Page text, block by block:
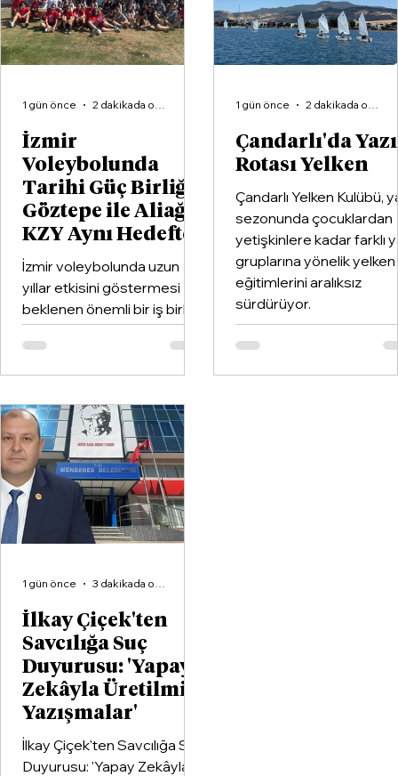
İzmir
Voleybolunda
Tarihi Güç Birliği:
Göztepe ile Aliağa
KZY Aynı Hedefte
İzmir voleybolunda uzun
yıllar etkisini göstermesi
beklenen önemli bir iş birliği
hayata geçirildi. Kentin köklü
kulüplerinden Göztepe
Spor Kulübü ile İzmir'in en
organizasyonlarından
Aliağa KZY Spor Kulübü,
voleybol branşında güçlerini
birleştiren kapsamlı bir iş
birliği protokolüne imza attı.
1 gün önce 2 dakikada okunur
Çandarlı'da
Rotası Yelken
Çandarlı Yelken Kulübü,
sezonunda çocuklardan
yetişkinlere kadar farklı
gruplarına yönelik yelken
eğitimlerini aralıksız
sürdürüyor.
1 gün önce 2 dakikada okunur
İlkay Çiçek'ten
Savcılığa Suç
Duyurusu: 'Yapay
Zekâyla Üretilmiş
Yazışmalar'
İlkay Çiçek'ten Savcılığa Suç
Duyurusu: 'Yapay Zekâyla
1 gün önce 3 dakikada okunur